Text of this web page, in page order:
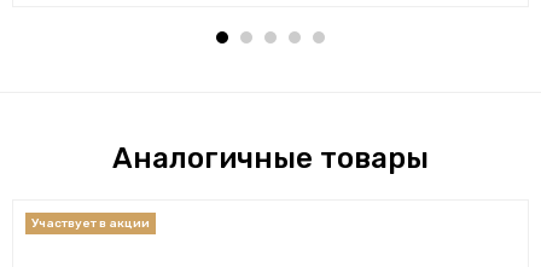
Аналогичные товары